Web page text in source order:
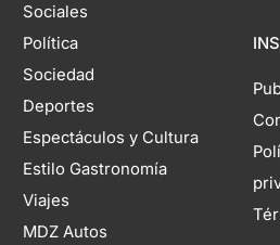
Sociales
Política
Sociedad
Deportes
Espectáculos y Cultura
Estilo Gastronomía
Viajes
MDZ Autos